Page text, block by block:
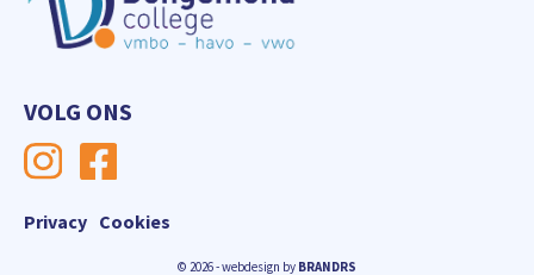
VOLG ONS
Privacy Cookies
© 2026 - webdesign by BRANDRS